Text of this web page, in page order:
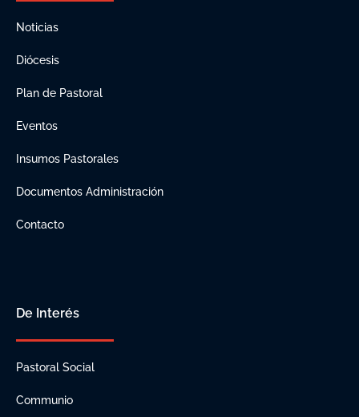
Noticias
Diócesis
Plan de Pastoral
Eventos
Insumos Pastorales
Documentos Administración
Contacto
De Interés
Pastoral Social
Communio